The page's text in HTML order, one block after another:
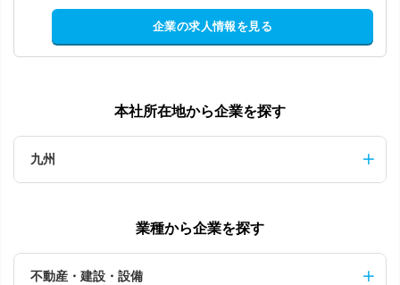
企業の求人情報を見る
本社所在地から企業を探す
九州
業種から企業を探す
不動産・建設・設備